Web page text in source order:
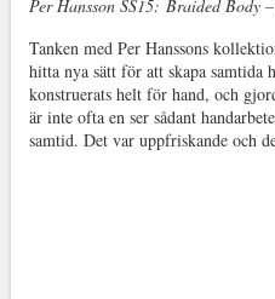
Per Hansson SS15: Braided Body
Tanken med Per Hanssons
hitta nya sätt för att skapa samtida
konstruerats helt för hand, och
är inte ofta en ser sådant
samtid. Det var uppfriskande och